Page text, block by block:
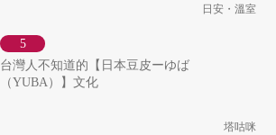
日安・溫室
台灣人不知道的【日本豆皮ーゆば
（YUBA）】文化
塔咕咪